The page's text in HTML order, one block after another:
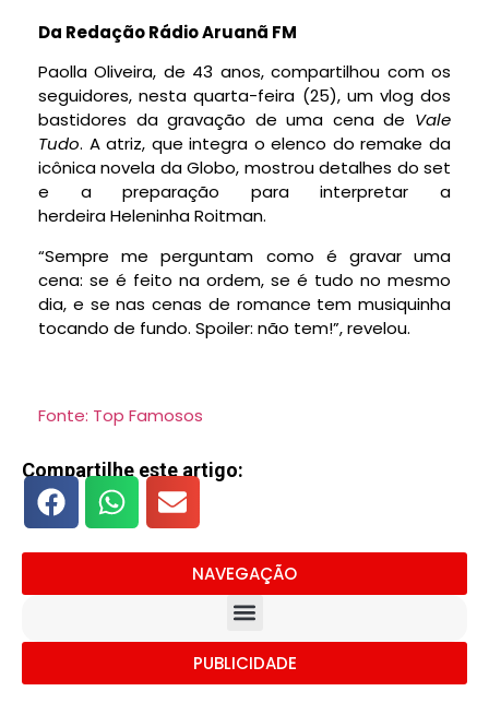
Da Redação Rádio Aruanã FM
Paolla Oliveira, de 43 anos, compartilhou com os
seguidores, nesta quarta-feira (25), um vlog dos
bastidores da gravação de uma cena de Vale
Tudo. A atriz, que integra o elenco do remake da
icônica novela da Globo, mostrou detalhes do set
e a preparação para interpretar a
herdeira Heleninha Roitman.
“Sempre me perguntam como é gravar uma
cena: se é feito na ordem, se é tudo no mesmo
dia, e se nas cenas de romance tem musiquinha
tocando de fundo. Spoiler: não tem!”, revelou.
Fonte: Top Famosos
Compartilhe este artigo:
NAVEGAÇÃO
PUBLICIDADE